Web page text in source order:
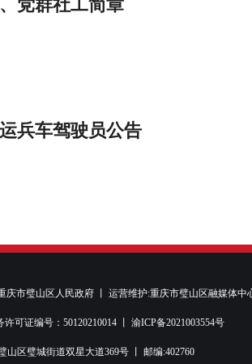
党群社工简章
兵车驾驶员公告
庆市璧山区人民政府 丨 运营维护:重庆市璧山区融媒体中
可证编号：50120210014 丨 渝ICP备2021003554号
山区璧城街道双星大道369号 丨 邮编:402760